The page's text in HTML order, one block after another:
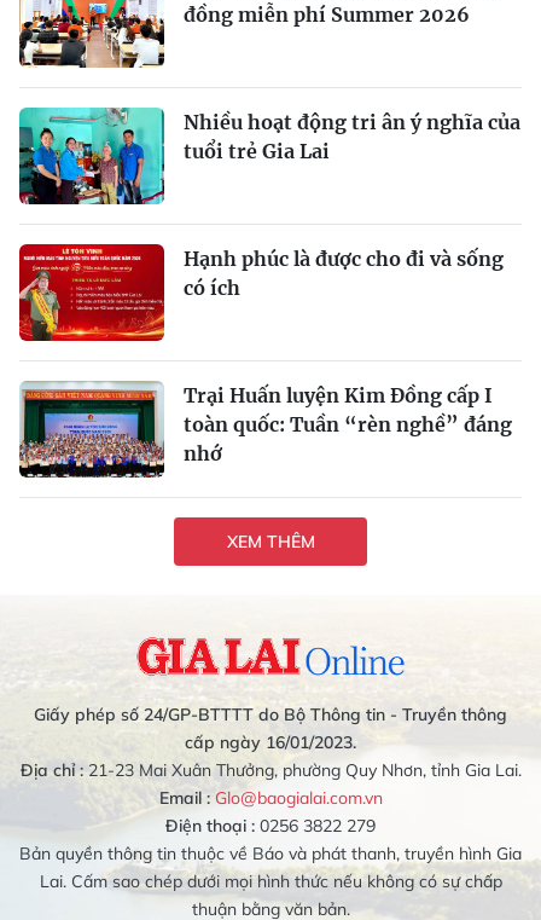
đồng miễn phí Summer 2026
Nhiều hoạt động tri ân ý nghĩa của
tuổi trẻ Gia Lai
Hạnh phúc là được cho đi và sống
có ích
Trại Huấn luyện Kim Đồng cấp I
toàn quốc: Tuần “rèn nghề” đáng
nhớ
XEM THÊM
Giấy phép số 24/GP-BTTTT do Bộ Thông tin - Truyền thông
cấp ngày 16/01/2023.
Địa chỉ :21-23 Mai Xuân Thưởng, phường Quy Nhơn, tỉnh Gia Lai.
Email : Glo@baogialai.com.vn
Điện thoại : 0256 3822 279
Bản quyền thông tin thuộc về Báo và phát thanh, truyền hình Gia
Lai. Cấm sao chép dưới mọi hình thức nếu không có sự chấp
thuận bằng văn bản.